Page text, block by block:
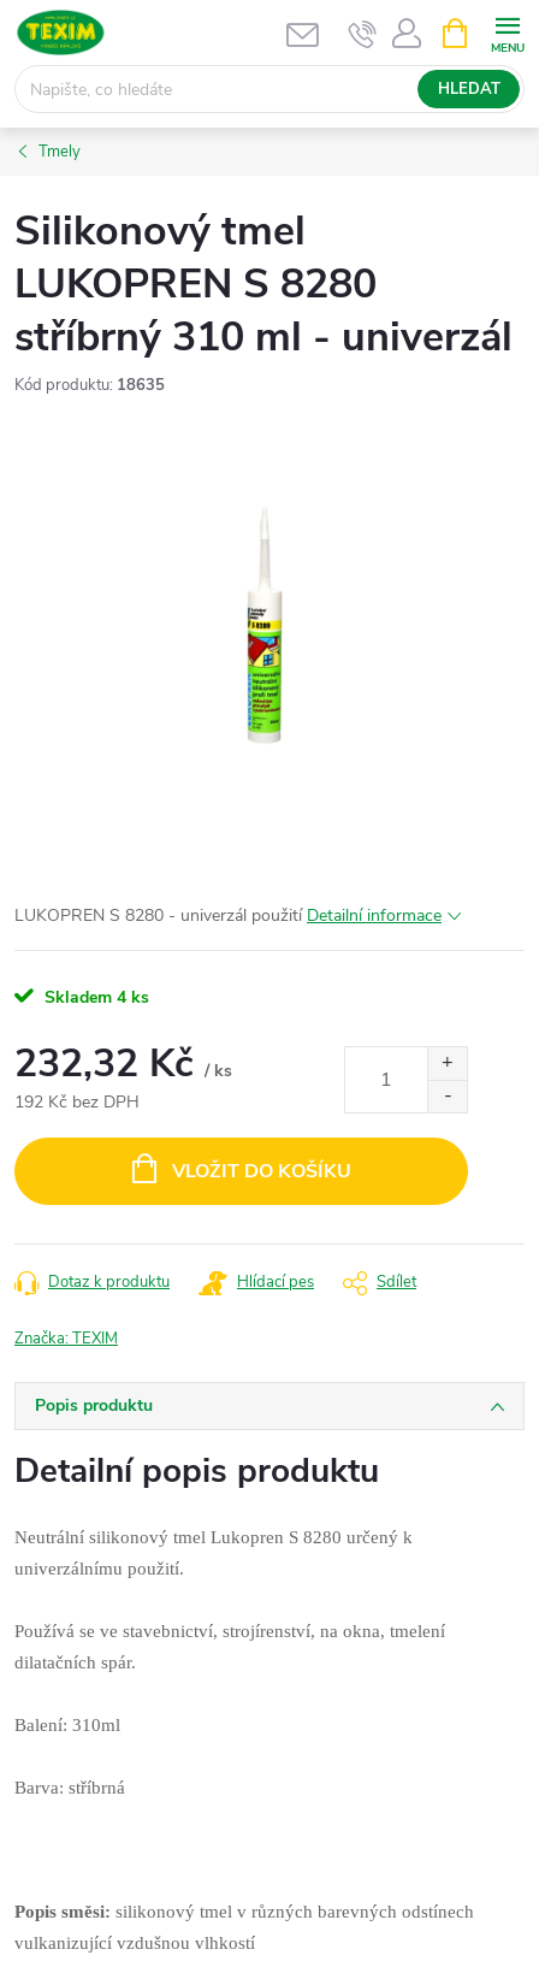
Přejít
obsah
HLEDAT
NÁKUPNÍ
KOŠÍK
Tmely
Silikonový tmel
LUKOPREN S 8280
stříbrný 310 ml - univerzál
Kód produktu: 18635
LUKOPREN S 8280 - univerzál použití Detailní informace
Skladem 4 ks
232,32 Kč / ks
192 Kč bez DPH
cena:
VLOŽIT DO KOŠÍKU
Dotaz k produktu Hlídací pes Sdílet
Značka:TEXIM
Popis produktu
Detailní popis produktu
Neutrální silikonový tmel Lukopren S 8280 určený k
univerzálnímu použití.
Používá se ve stavebnictví, strojírenství, na okna, tmelení
dilatačních spár.
Balení: 310ml
Barva: stříbrná
Popis směsi: silikonový tmel v různých barevných odstínech
vulkanizující vzdušnou vlhkostí